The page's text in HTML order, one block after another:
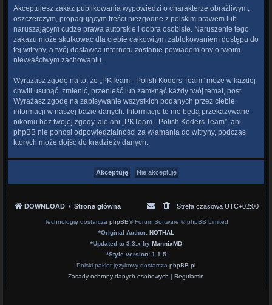
Akceptujesz zakaz publikowania wypowiedzi o charakterze obraźliwym,
oszczerczym, propagującym treści niezgodne z polskim prawem lub
naruszającym cudze prawa autorskie i dobra osobiste. Naruszenie tego
zakazu może skutkować dla ciebie całkowitym zablokowaniem dostępu do
tej witryny, a twój dostawca internetu zostanie powiadomiony o twoim
niewłaściwym zachowaniu.
Wyrażasz zgodę na to, że „PKTeam - Polish Koders Team” może w każdej
chwili usunąć, zmienić, przenieść lub zamknąć każdy twój temat, post.
Wyrażasz zgodę na zapisywanie wszystkich podanych przez ciebie
informacji w naszej bazie danych. Informacje te nie będą przekazywane
nikomu bez twojej zgody, ale ani „PKTeam - Polish Koders Team”, ani
phpBB nie ponosi odpowiedzialności za włamania do witryny, podczas
których może dojść do kradzieży danych.
DOWNLOAD Strona główna Strefa czasowa UTC+02:00
Technologię dostarcza phpBB® Forum Software © phpBB Limited
*Original Author: NOTHAL
*Updated to 3.3.x by MannixMD
*Style version: 1.1.5
Polski pakiet językowy dostarcza phpBB.pl
Zasady ochrony danych osobowych | Regulamin